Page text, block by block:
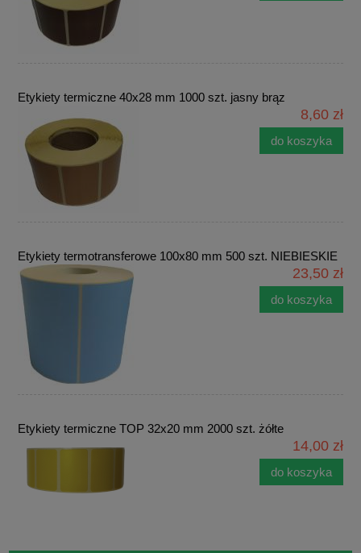
Etykiety termiczne 40x28 mm 1000 szt. jasny brąz
8,60 zł
do koszyka
Etykiety termotransferowe 100x80 mm 500 szt. NIEBIESKIE
23,50 zł
do koszyka
Etykiety termiczne TOP 32x20 mm 2000 szt. żółte
14,00 zł
do koszyka